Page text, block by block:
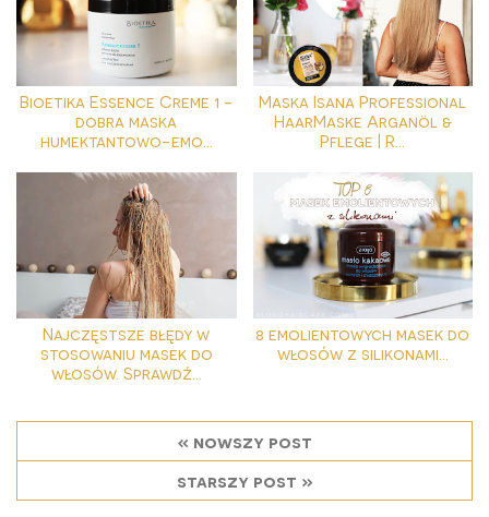
Bioetika Essence Creme 1 -
dobra maska
humektantowo-emo...
Maska Isana Professional
HaarMaske Arganöl &
Pflege | R...
Najczęstsze błędy w
stosowaniu masek do
włosów. Sprawdź...
8 emolientowych masek do
włosów z silikonami...
« nowszy post
starszy post »